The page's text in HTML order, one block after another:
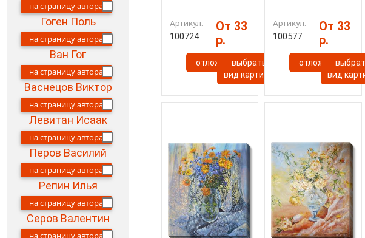
на страницу автора
Гоген Поль
на страницу автора
Ван Гог
на страницу автора
Васнецов Виктор
на страницу автора
Левитан Исаак
на страницу автора
Перов Василий
на страницу автора
Репин Илья
на страницу автора
Серов Валентин
на страницу автора
Артикул:
100724
От 33
р.
отложитьвыбрать
вид картины
Артикул:
100577
От 33
р.
отложить
вид